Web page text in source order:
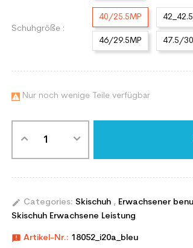
Schuhgröße :
40/25.5MP
46/29.5MP 47.5/
 Nur noch wenige Teile verfügbar
edit Categories: Skischuh , Erwachsener
Skischuh Erwachsene Leistung
announcement Artikel-Nr.: 18052_i20a_bleu